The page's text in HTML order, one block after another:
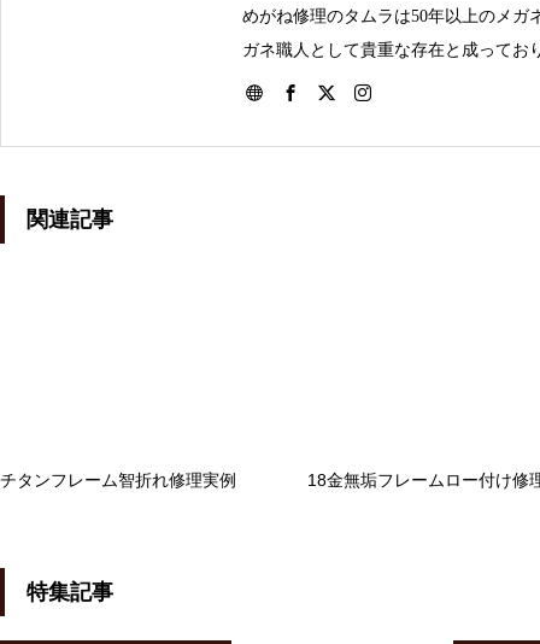
メガネ修理 アランミクリセル
テンプル折れ修理依頼品
修理依頼品
めがね修理のタムラは50年以上のメガ
ガネ職人として貴重な存在と成ってお
メガネを壊してしまった時は是非お問
関連記事
チタンフレーム智折れ修理実例 18金無垢フレームロー付け修
特集記事